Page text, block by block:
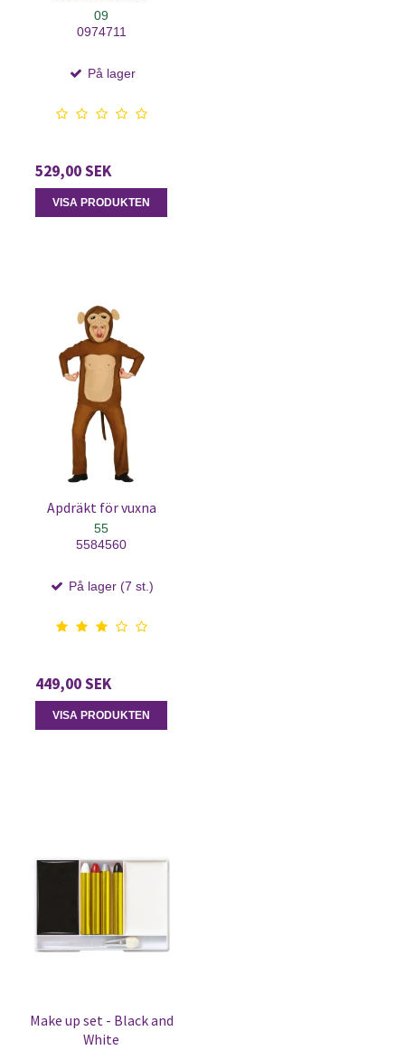
09
0974711
På lager
529,00 SEK
VISA PRODUKTEN
Apdräkt för vuxna
55
5584560
På lager (7 st.)
449,00 SEK
VISA PRODUKTEN
Make up set - Black and
White